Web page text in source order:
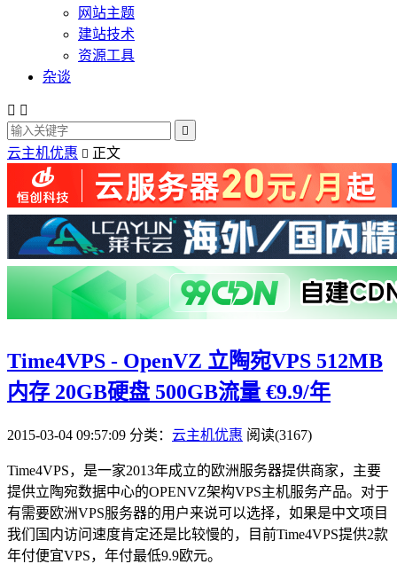
网站主题
建站技术
资源工具
杂谈
 

云主机优惠  正文
Time4VPS - OpenVZ 立陶宛VPS 512MB
内存 20GB硬盘 500GB流量 €9.9/年
2015-03-04 09:57:09 分类： 云主机优惠 阅读(3167)
Time4VPS，是一家2013年成立的欧洲服务器提供商家，主要
提供立陶宛数据中心的OPENVZ架构VPS主机服务产品。对于
有需要欧洲VPS服务器的用户来说可以选择，如果是中文项目
我们国内访问速度肯定还是比较慢的，目前Time4VPS提供2款
年付便宜VPS，年付最低9.9欧元。